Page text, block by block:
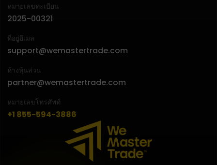
หมายเลขทะเบียน
2025-00321
ที่อยู่อีเมล
support@wemastertrade.com
ห้างหุ้นส่วน
partner@wemastertrade.com
หมายเลขโทรศัพท์
+1 855-594-3886